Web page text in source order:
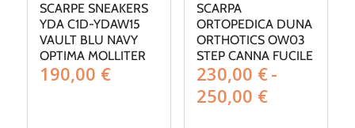
SCARPE SNEAKERS
YDA C1D-YDAW15
VAULT BLU NAVY
OPTIMA MOLLITER
190,00 €
SCARPA
ORTOPEDICA DUNA
ORTHOTICS OW03
STEP CANNA FUCILE
230,00 €-
250,00 €Fascia